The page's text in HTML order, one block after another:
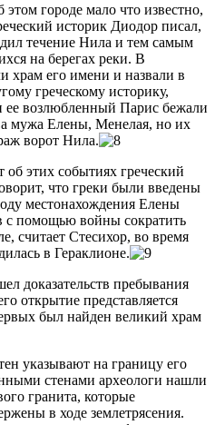
городе мало что известно,
историк Диодор писал,
течение Нила и тем самым
на берегах реки. В
храм его имени и назвали в
греческому историку,
ее возлюбленный Парис бежали
мужа Елены, Менелая, но их
ворот Нила.
об этих событиях греческий
что греки были введены
местонахождения Елены
с помощью войны сократить
считает Стесихор, во время
в Гераклионе.
доказательств пребывания
открытие представляется
был найден великий храм
указывают на границу его
стенами археологи нашли
гранита, которые
в ходе землетрясения.